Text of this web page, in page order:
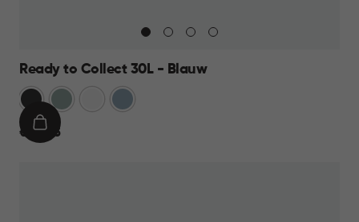
Ready to Collect 30L - Blauw
Donkergrijs
Groen Blauw
€
€ 24,95
IN